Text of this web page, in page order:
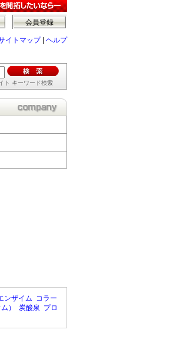
会員登録
イトマップ| ヘルプ
ト キーワード検索
ンザイム コラー
） 炭酸泉 プロ